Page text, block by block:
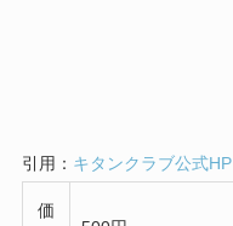
引用： キタンクラブ公式HP
価